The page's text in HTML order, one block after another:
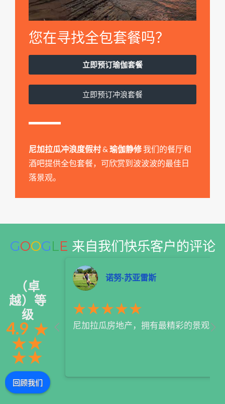
您在寻找全包套餐吗？
立即预订瑜伽套餐
立即预订冲浪套餐
尼加拉瓜冲浪度假村&瑜伽静修我们的餐厅和
酒吧提供全包套餐，可欣赏到波波波的最佳日
落景观。
GOOGLE 来自我们快乐客户的评论
（卓
越）等
级
4.9 ★
★★
★★
回顾我们
诺努·苏亚雷斯
★★★★★
尼加拉瓜房地产，拥有最精彩的景观和